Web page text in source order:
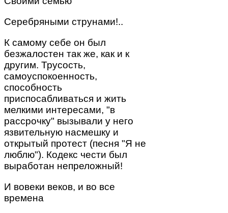
Серебряными струнами!..
К самому себе он был
безжалостен так же, как и к
другим. Трусость,
самоуспокоенность,
способность
приспосабливаться и жить
мелкими интересами, "в
рассрочку" вызывали у него
язвительную насмешку и
открытый протест (песня "Я не
люблю"). Кодекс чести был
выработан непреложный!
И вовеки веков, и во все
времена